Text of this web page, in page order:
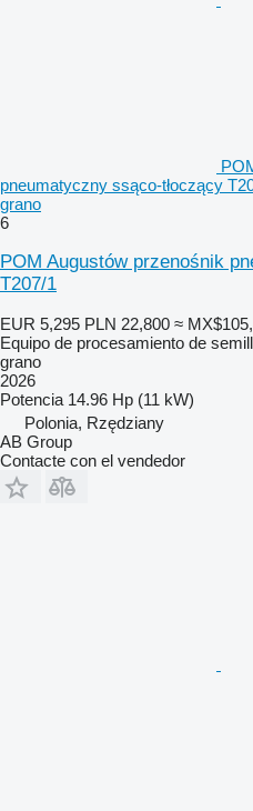
pneumatyczny ssąco-tłoczący
grano
6
POM Augustów przenośnik
T207/1
EUR 5,295 PLN 22,800 ≈
Equipo de procesamiento de
grano
2026
Potencia 14.96 Hp (11 kW)
Polonia, Rzędziany
AB Group
Contacte con el vendedor